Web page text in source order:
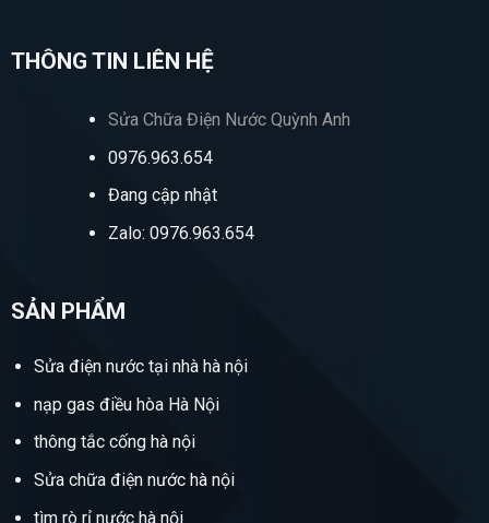
THÔNG TIN LIÊN HỆ
Sửa Chữa Điện Nước Quỳnh Anh
0976.963.654
Đang cập nhật
Zalo: 0976.963.654
SẢN PHẨM
Sửa điện nước tại nhà hà nội
nạp gas điều hòa Hà Nội
thông tắc cống hà nội
Sửa chữa điện nước hà nội
tìm rò rỉ nước hà nội